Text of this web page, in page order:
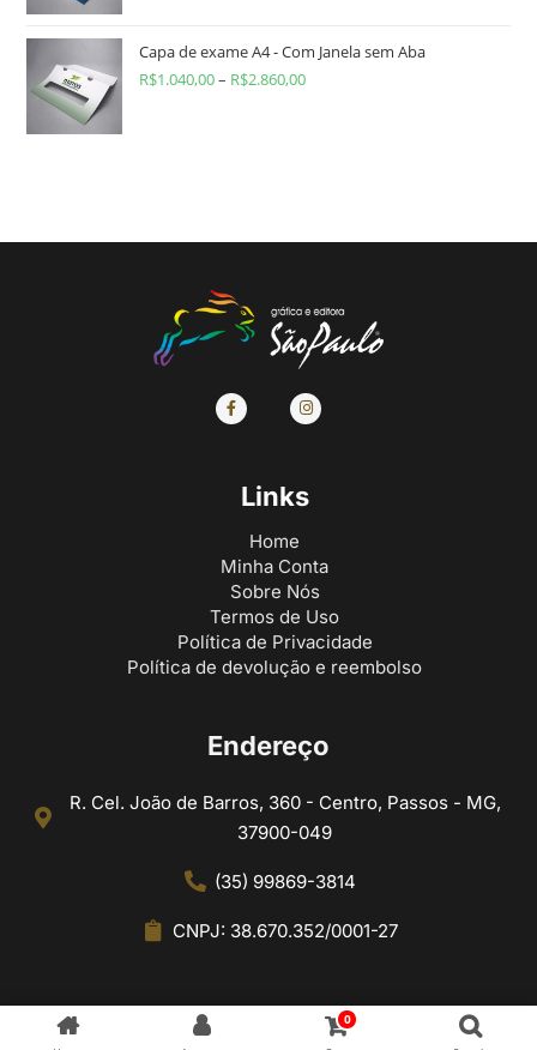
Capa de exame A4 - Com Janela sem Aba
R$1.040,00– R$2.860,00
Links
Home
Minha Conta
Sobre Nós
Termos de Uso
Política de Privacidade
Política de devolução e reembolso
Endereço
R. Cel. João de Barros, 360 - Centro, Passos - MG,
37900-049
(35) 99869-3814
CNPJ: 38.670.352/0001-27
0